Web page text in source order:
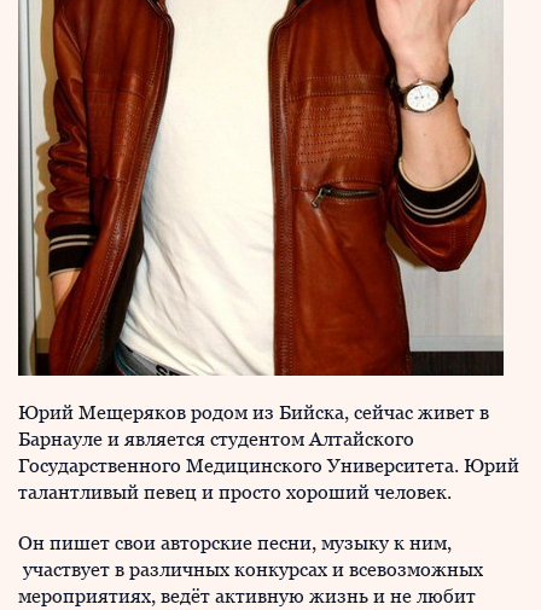
Юрий Мещеряков родом из Бийска, сейчас живет в
Барнауле и является студентом Алтайского
Государственного Медицинского Университета. Юрий
талантливый певец и просто хороший человек.
Он пишет свои авторские песни, музыку к ним,
участвует в различных конкурсах и всевозможных
мероприятиях, ведёт активную жизнь и не любит